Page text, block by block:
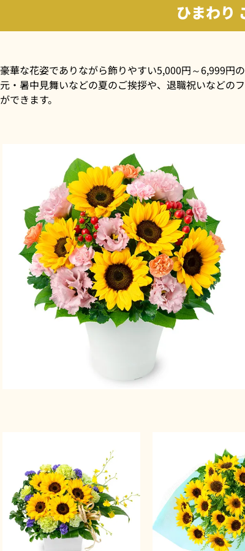
ひまわり
豪華な花姿でありながら飾りやすい5,000円～6,999円
元・暑中見舞いなどの夏のご挨拶や、退職祝いなどの
ができます。